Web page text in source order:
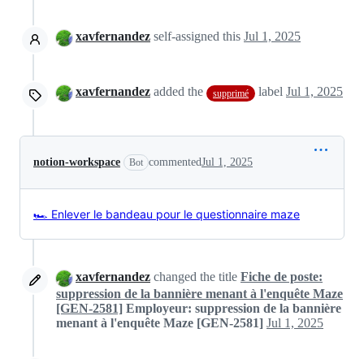
xavfernandez self-assigned this Jul 1, 2025
xavfernandez added the supprimé label Jul 1, 2025
notion-workspace Bot commentedJul 1, 2025
🏎️ Enlever le bandeau pour le questionnaire maze
xavfernandez changed the title Fiche de poste:
suppression de la bannière menant à l'enquête Maze
[GEN-2581] Employeur: suppression de la bannière
menant à l'enquête Maze [GEN-2581] Jul 1, 2025